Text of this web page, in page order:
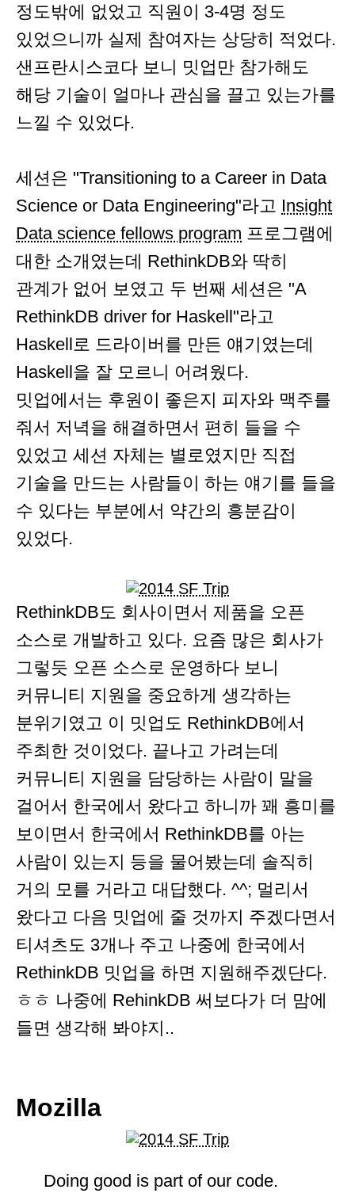
정도밖에 없었고 직원이 3-4명 정도
있었으니까 실제 참여자는 상당히 적었다.
샌프란시스코다 보니 밋업만 참가해도
해당 기술이 얼마나 관심을 끌고 있는가를
느낄 수 있었다.
세션은 "Transitioning to a Career in Data
Science or Data Engineering"라고 Insight
Data science fellows program 프로그램에
대한 소개였는데 RethinkDB와 딱히
관계가 없어 보였고 두 번째 세션은 "A
RethinkDB driver for Haskell"라고
Haskell로 드라이버를 만든 얘기였는데
Haskell을 잘 모르니 어려웠다.
밋업에서는 후원이 좋은지 피자와 맥주를
줘서 저녁을 해결하면서 편히 들을 수
있었고 세션 자체는 별로였지만 직접
기술을 만드는 사람들이 하는 얘기를 들을
수 있다는 부분에서 약간의 흥분감이
있었다.
RethinkDB도 회사이면서 제품을 오픈
소스로 개발하고 있다. 요즘 많은 회사가
그렇듯 오픈 소스로 운영하다 보니
커뮤니티 지원을 중요하게 생각하는
분위기였고 이 밋업도 RethinkDB에서
주최한 것이었다. 끝나고 가려는데
커뮤니티 지원을 담당하는 사람이 말을
걸어서 한국에서 왔다고 하니까 꽤 흥미를
보이면서 한국에서 RethinkDB를 아는
사람이 있는지 등을 물어봤는데 솔직히
거의 모를 거라고 대답했다. ^^; 멀리서
왔다고 다음 밋업에 줄 것까지 주겠다면서
티셔츠도 3개나 주고 나중에 한국에서
RethinkDB 밋업을 하면 지원해주겠단다.
ㅎㅎ 나중에 RehinkDB 써보다가 더 맘에
들면 생각해 봐야지..
Mozilla
Doing good is part of our code.